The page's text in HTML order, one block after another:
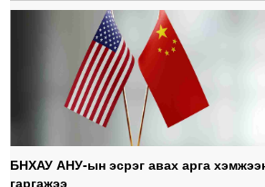
БНХАУ АНУ-ын эсрэг авах арга
гаргажээ